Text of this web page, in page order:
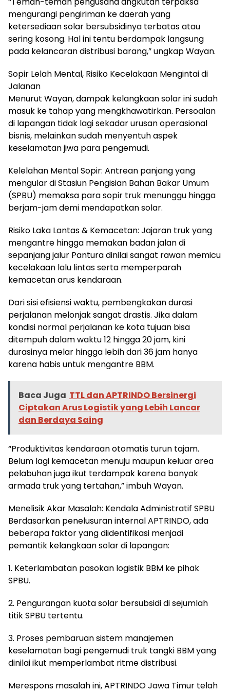
mengurangi pengiriman ke daerah yang
ketersediaan solar bersubsidinya terbatas atau
sering kosong. Hal ini tentu berdampak langsung
pada kelancaran distribusi barang,” ungkap Wayan.
Sopir Lelah Mental, Risiko Kecelakaan Mengintai di
Jalanan
Menurut Wayan, dampak kelangkaan solar ini sudah
masuk ke tahap yang mengkhawatirkan. Persoalan
di lapangan tidak lagi sekadar urusan operasional
bisnis, melainkan sudah menyentuh aspek
keselamatan jiwa para pengemudi.
Kelelahan Mental Sopir: Antrean panjang yang
mengular di Stasiun Pengisian Bahan Bakar Umum
(SPBU) memaksa para sopir truk menunggu hingga
berjam-jam demi mendapatkan solar.
Risiko Laka Lantas & Kemacetan: Jajaran truk yang
mengantre hingga memakan badan jalan di
sepanjang jalur Pantura dinilai sangat rawan memicu
kecelakaan lalu lintas serta memperparah
kemacetan arus kendaraan.
Dari sisi efisiensi waktu, pembengkakan durasi
perjalanan melonjak sangat drastis. Jika dalam
kondisi normal perjalanan ke kota tujuan bisa
ditempuh dalam waktu 12 hingga 20 jam, kini
durasinya melar hingga lebih dari 36 jam hanya
karena habis untuk mengantre BBM.
Baca Juga TTL dan APTRINDO Bersinergi
Ciptakan Arus Logistik yang Lebih Lancar
dan Berdaya Saing
“Produktivitas kendaraan otomatis turun tajam.
Belum lagi kemacetan menuju maupun keluar area
pelabuhan juga ikut terdampak karena banyak
armada truk yang tertahan,” imbuh Wayan.
Menelisik Akar Masalah: Kendala Administratif SPBU
Berdasarkan penelusuran internal APTRINDO, ada
beberapa faktor yang diidentifikasi menjadi
pemantik kelangkaan solar di lapangan:
1. Keterlambatan pasokan logistik BBM ke pihak
SPBU.
2. Pengurangan kuota solar bersubsidi di sejumlah
titik SPBU tertentu.
3. Proses pembaruan sistem manajemen
keselamatan bagi pengemudi truk tangki BBM yang
dinilai ikut memperlambat ritme distribusi.
Merespons masalah ini, APTRINDO Jawa Timur telah